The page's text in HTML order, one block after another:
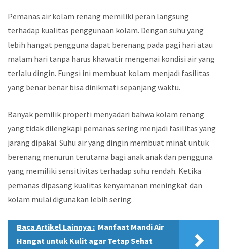
Pemanas air kolam renang memiliki peran langsung
terhadap kualitas penggunaan kolam. Dengan suhu yang
lebih hangat pengguna dapat berenang pada pagi hari atau
malam hari tanpa harus khawatir mengenai kondisi air yang
terlalu dingin. Fungsi ini membuat kolam menjadi fasilitas
yang benar benar bisa dinikmati sepanjang waktu.
Banyak pemilik properti menyadari bahwa kolam renang
yang tidak dilengkapi pemanas sering menjadi fasilitas yang
jarang dipakai. Suhu air yang dingin membuat minat untuk
berenang menurun terutama bagi anak anak dan pengguna
yang memiliki sensitivitas terhadap suhu rendah. Ketika
pemanas dipasang kualitas kenyamanan meningkat dan
kolam mulai digunakan lebih sering.
Baca Artikel Lainnya : Manfaat Mandi Air
Hangat untuk Kulit agar Tetap Sehat